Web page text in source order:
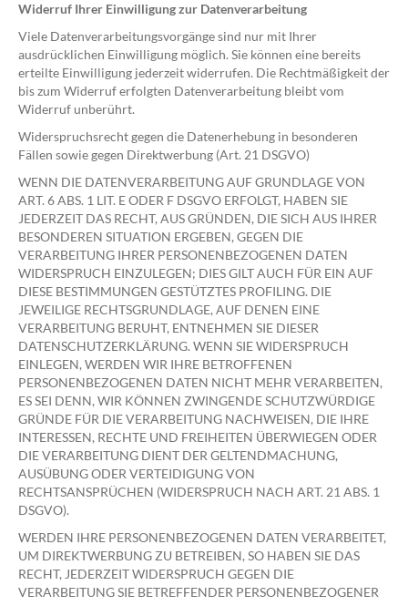
Widerruf Ihrer Einwilligung zur Datenverarbeitung
Viele Datenverarbeitungsvorgänge sind nur mit Ihrer
ausdrücklichen Einwilligung möglich. Sie können eine bereits
erteilte Einwilligung jederzeit widerrufen. Die Rechtmäßigkeit der
bis zum Widerruf erfolgten Datenverarbeitung bleibt vom
Widerruf unberührt.
Widerspruchsrecht gegen die Datenerhebung in besonderen
Fällen sowie gegen Direktwerbung (Art. 21 DSGVO)
WENN DIE DATENVERARBEITUNG AUF GRUNDLAGE VON
ART. 6 ABS. 1 LIT. E ODER F DSGVO ERFOLGT, HABEN SIE
JEDERZEIT DAS RECHT, AUS GRÜNDEN, DIE SICH AUS IHRER
BESONDEREN SITUATION ERGEBEN, GEGEN DIE
VERARBEITUNG IHRER PERSONENBEZOGENEN DATEN
WIDERSPRUCH EINZULEGEN; DIES GILT AUCH FÜR EIN AUF
DIESE BESTIMMUNGEN GESTÜTZTES PROFILING. DIE
JEWEILIGE RECHTSGRUNDLAGE, AUF DENEN EINE
VERARBEITUNG BERUHT, ENTNEHMEN SIE DIESER
DATENSCHUTZERKLÄRUNG. WENN SIE WIDERSPRUCH
EINLEGEN, WERDEN WIR IHRE BETROFFENEN
PERSONENBEZOGENEN DATEN NICHT MEHR VERARBEITEN,
ES SEI DENN, WIR KÖNNEN ZWINGENDE SCHUTZWÜRDIGE
GRÜNDE FÜR DIE VERARBEITUNG NACHWEISEN, DIE IHRE
INTERESSEN, RECHTE UND FREIHEITEN ÜBERWIEGEN ODER
DIE VERARBEITUNG DIENT DER GELTENDMACHUNG,
AUSÜBUNG ODER VERTEIDIGUNG VON
RECHTSANSPRÜCHEN (WIDERSPRUCH NACH ART. 21 ABS. 1
DSGVO).
WERDEN IHRE PERSONENBEZOGENEN DATEN VERARBEITET,
UM DIREKTWERBUNG ZU BETREIBEN, SO HABEN SIE DAS
RECHT, JEDERZEIT WIDERSPRUCH GEGEN DIE
VERARBEITUNG SIE BETREFFENDER PERSONENBEZOGENER